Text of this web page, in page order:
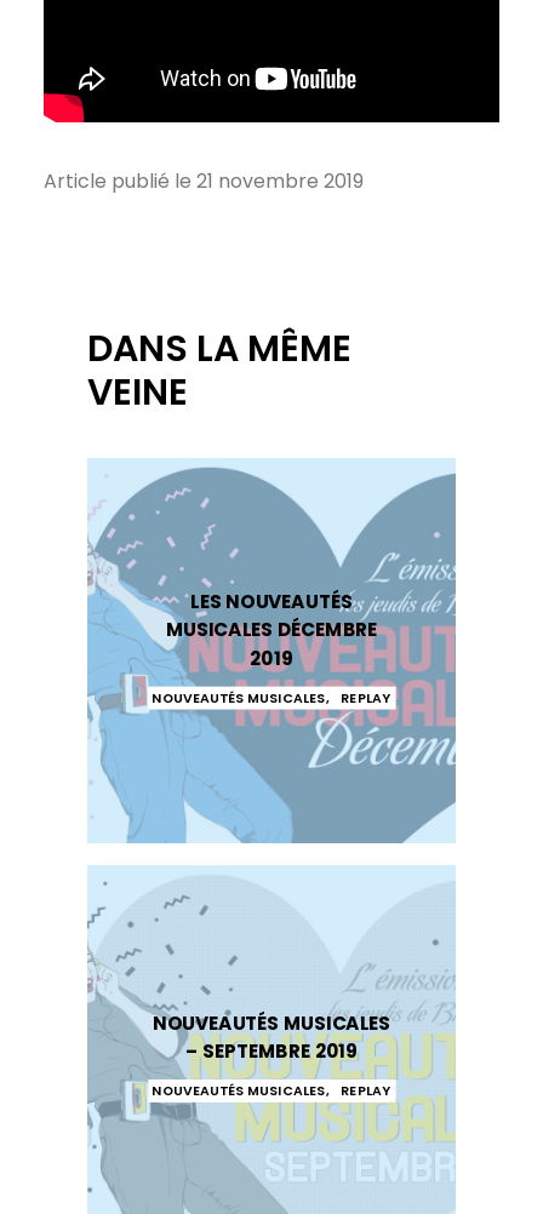
Article publié le 21 novembre 2019
DANS LA MÊME
VEINE
LES NOUVEAUTÉS
MUSICALES DÉCEMBRE
2019
NOUVEAUTÉS MUSICALES, REPLAY
NOUVEAUTÉS MUSICALES
– SEPTEMBRE 2019
NOUVEAUTÉS MUSICALES, REPLAY